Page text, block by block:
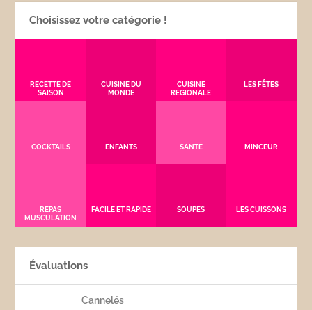
Choisissez votre catégorie !
RECETTE DE
SAISON
CUISINE DU
MONDE
CUISINE
RÉGIONALE
LES FÊTES
COCKTAILS ENFANTS SANTÉ MINCEUR
REPAS
MUSCULATION
FACILE ET RAPIDE SOUPES LES CUISSONS
Évaluations
Cannelés